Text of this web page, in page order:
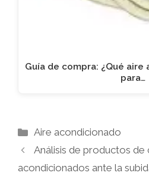
Guía de compra: ¿Qué
para…
Categorías
Aire acondicionado
Análisis de productos de
acondicionados ante la